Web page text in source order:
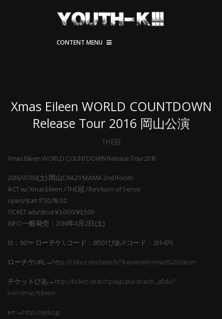
CONTENT MENU
Xmas Eileen WORLD COUNTDOWN
Release Tour 2016 岡山公演
THE冠
Xmas Eileen WORLD COUNTDOWN Release Tour 2016
2016/07/09(土) 岡山CRAZYMAMA 2nd Room
ACT w/ Xmas Eileen / THE冠 / ReVision of Sence
open/start 17:30/18:00
TICKET adv/door ¥3,000/¥3,500
INFO 一般発売：2016年4月2日(土)
10：00〜 ローチケ Lコード：61501 ぴあ Pコード：291-676
ローチケURL→http://l-tike.com/search/?keyword=Xmas%20Eileen
チケットぴあ→http://ticket-search.pia.jp/pia/search_all.do?
kw=Xmas+Eileen
e+ →http://eplus.jp